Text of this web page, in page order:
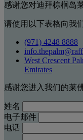
感谢您对迪拜棕榈岛
请使用以下表格向我
(971) 4248 8888
West Crescent
Emirates
感谢您进入我们的莱
姓名
电子邮件
电话